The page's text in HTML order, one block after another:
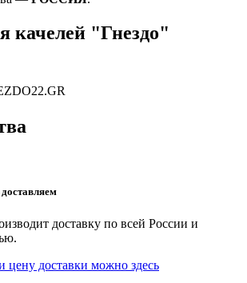
качелей "Гнездо"
доставку по всей России и
цену доставки можно здесь